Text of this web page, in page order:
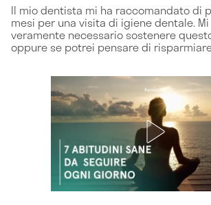
Il mio dentista mi ha raccomandato di
mesi per una visita di igiene dentale.
veramente necessario sostenere
oppure se potrei pensare di